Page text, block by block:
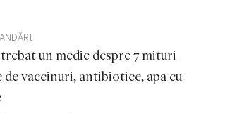
un medic despre 7 mituri
de vaccinuri, antibiotice, apa cu